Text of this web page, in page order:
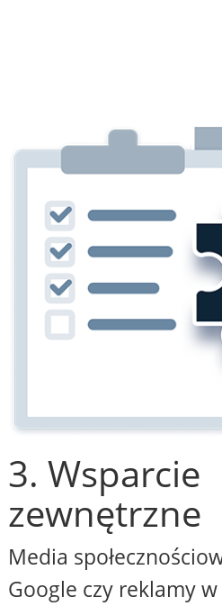
3. Wsparcie
zewnętrzne
Media
Google czy reklamy